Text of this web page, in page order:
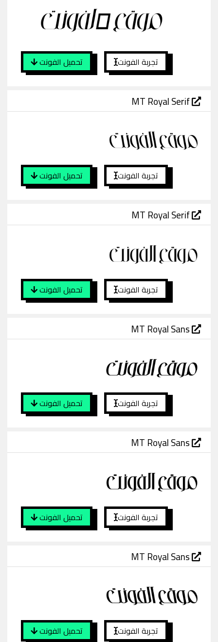
تحميل الفونت تجربة الفونت
MT Royal Serif
تحميل الفونت تجربة الفونت
MT Royal Serif
تحميل الفونت تجربة الفونت
MT Royal Sans
تحميل الفونت تجربة الفونت
MT Royal Sans
تحميل الفونت تجربة الفونت
MT Royal Sans
تحميل الفونت تجربة الفونت